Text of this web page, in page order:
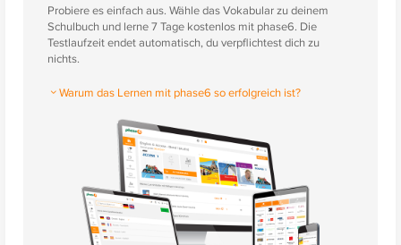
Probiere es einfach aus. Wähle das Vokabular zu deinem
Schulbuch und lerne 7 Tage kostenlos mit phase6. Die
Testlaufzeit endet automatisch, du verpflichtest dich zu
nichts.
Warum das Lernen mit phase6 so erfolgreich ist?